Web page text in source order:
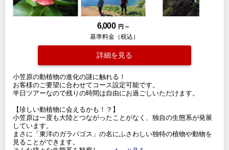
6,000 円 ～
基準料金（税込）
詳細を見る
小笠原の動植物の進化の謎に触れる！
お客様のご要望に合わせてコース設定可能です。
半日ツアーなので残りの時間は自由にお過ごしいただけます。
【珍しい動植物に会えるかも！？】
小笠原は一度も大陸とつながったことがなく、独自の生態系が発展
しています。
まさに「東洋のガラパゴス」の名にふさわしい独特の植物や動物を
見ることができます。